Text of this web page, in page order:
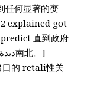
任何显著的变
explained got
直到政府
造成中的 Kenya相对于对美国产商品的測¹ديدة南北。]
的 retali性关